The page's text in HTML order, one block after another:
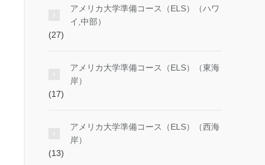
アメリカ大学準備コース（ELS）（ハワ
イ,中部）
(27)
アメリカ大学準備コース（ELS）（東海
岸）
(17)
アメリカ大学準備コース（ELS）（西海
岸）
(13)